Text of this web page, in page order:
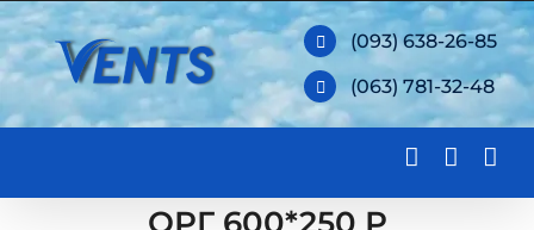
Skip
to
content
(093) 638-26-85
(063) 781-32-48